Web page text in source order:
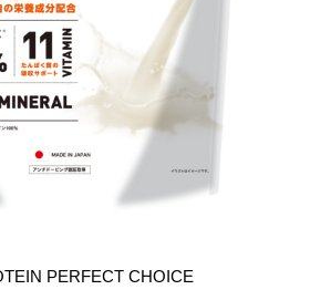
PERFECT CHOICE